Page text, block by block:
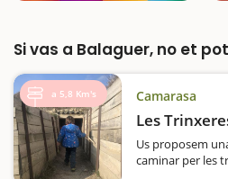
Si vas a Balaguer, no et
a 5,8 Km's Camarasa
Les
Us proposem
caminar per les